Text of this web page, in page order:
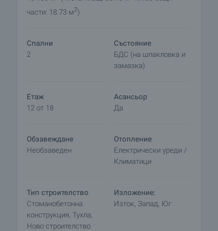
четиристайни апартаменти с благоприятно
изложение - изток, запад, юг. Апартаментите ще
• Железобетонна конструкция, монолитна
зидария с висок клас тухли.
• Топлоизолационна система.
• Изградени сградни ВиК мрежи.
• Изградена сградна ел. инсталация.
• Под – циментова замазка.
• Стени и тавани - гипсова мазилка.
• Отопление на климатици.
бъде завършен „до ключ“.
Отлични цени за висок клас строителство.
части: 18.73 м2)
Спални
2
Състояние
БДС (на шпакловка и
замазка)
Етаж
12 от 18
Асансьор
Да
Обзавеждане
Необзаведен
Отопление
Електрически уреди /
Климатици
Тип строителство
Стоманобетонна
конструкция, Тухла,
Ново строителство
Изложение:
Изток, Запад, Юг